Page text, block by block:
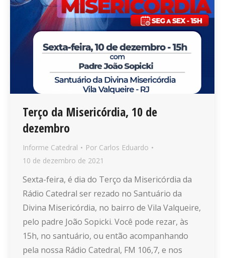
Terço da Misericórdia, 10 de
dezembro
Informe Catedral Por Carlos Eduardo
10 de dezembro de 2021
Sexta-feira, é dia do Terço da Misericórdia da
Rádio Catedral ser rezado no Santuário da
Divina Misericórdia, no bairro de Vila Valqueire,
pelo padre João Sopicki. Você pode rezar, às
15h, no santuário, ou então acompanhando
pela nossa Rádio Catedral, FM 106,7, e nos